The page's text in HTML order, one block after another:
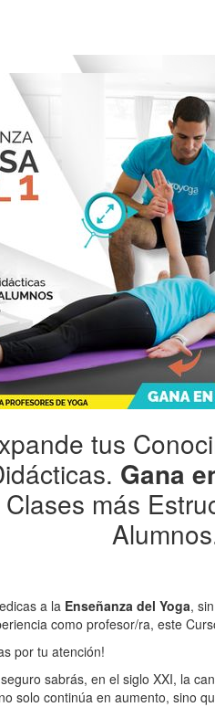
tus
Gana
Clases más
a la Enseñanza del Yoga,
como profesor/ra, este
por tu atención!
sabrás, en el siglo XXI, la
solo continúa en aumento, sino